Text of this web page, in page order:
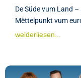
De Süde vum Land
Mëttelpunkt vum
weiderliesen...